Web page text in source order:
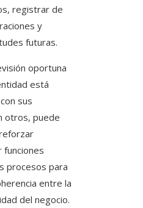
registrar de
y
futuras.
oportuna
está
sus
otros, puede
funciones
procesos para
entre la
del negocio.